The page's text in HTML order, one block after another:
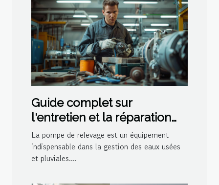
Guide complet sur
l'entretien et la réparation
des pompes de relevage
La pompe de relevage est un équipement
indispensable dans la gestion des eaux usées
et pluviales....